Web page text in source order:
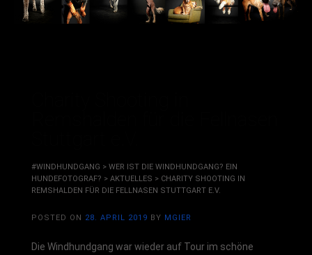
#WINDHUNDGANG > WER IST DIE WINDHUNDGANG? EIN
HUNDEFOTOGRAF? > AKTUELLES > CHARITY SHOOTING IN
REMSHALDEN FÜR DIE FELLNASEN STUTTGART E.V.
POSTED ON 28. APRIL 2019 BY MGIER
Die Windhundgang war wieder auf Tour im schöne